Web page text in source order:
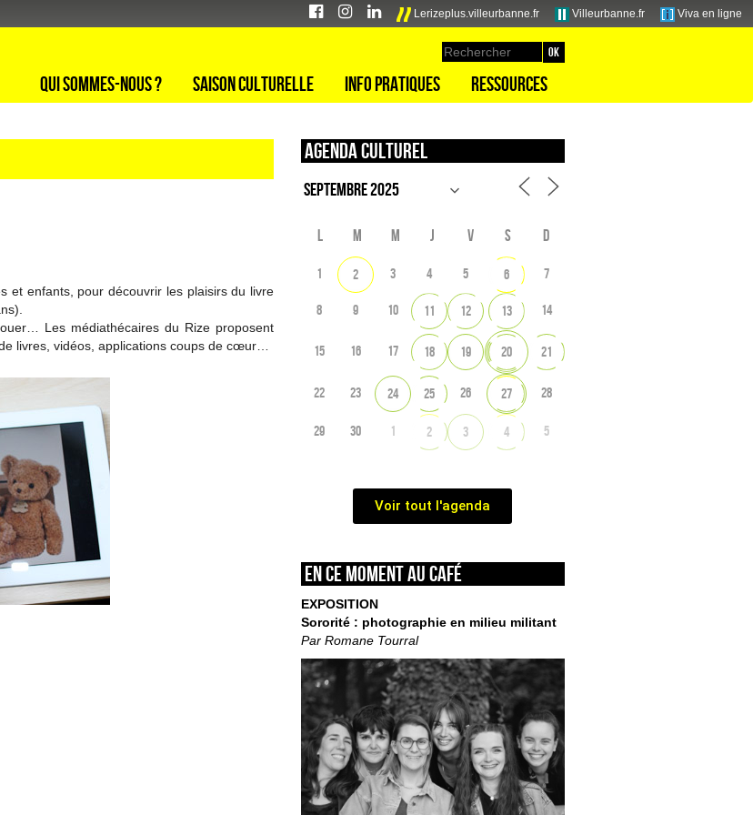
Lerizeplus.villeurbanne.fr Villeurbanne.fr Viva en ligne
Qui sommes-nous ? Saison culturelle Info pratiques Ressources
et enfants, pour découvrir les plaisirs du livre
Les médiathécaires du Rize proposent
livres, vidéos, applications coups de cœur…
Agenda culturel
L M M J V S D
1 2 3 4 5 6 7
8 9 10 11 12 13 14
15 16 17 18 19 20 21
22 23 24 25 26 27 28
29 30 1 2 3 4 5
Voir tout l'agenda
En ce moment au café
EXPOSITION
Sororité : photographie en milieu militant
Par Romane Tourral